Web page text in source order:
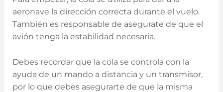
aeronave la dirección correcta durante el vuelo.
También es responsable de asegurate de que el
avión tenga la estabilidad necesaria.
Debes recordar que la cola se controla con la
ayuda de un mando a distancia y un transmisor,
por lo que debes asegurarte de que la misma